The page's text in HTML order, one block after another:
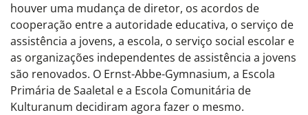
houver uma mudança de diretor, os acordos de
cooperação entre a autoridade educativa, o serviço de
assistência a jovens, a escola, o serviço social escolar e
as organizações independentes de assistência a jovens
são renovados. O Ernst-Abbe-Gymnasium, a Escola
Primária de Saaletal e a Escola Comunitária de
Kulturanum decidiram agora fazer o mesmo.